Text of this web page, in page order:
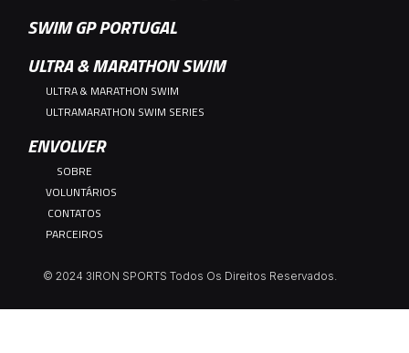
SWIM GP PORTUGAL
ULTRA & MARATHON SWIM
ULTRA & MARATHON SWIM
ULTRAMARATHON SWIM SERIES
ENVOLVER
SOBRE
VOLUNTÁRIOS
CONTATOS
PARCEIROS
© 2024 3IRON SPORTS Todos Os Direitos Reservados.